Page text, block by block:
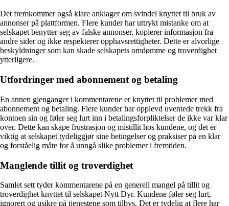
Det fremkommer også klare anklager om svindel knyttet til bruk av
annonser på plattformen. Flere kunder har uttrykt mistanke om at
selskapet benytter seg av falske annonser, kopierer informasjon fra
andre sider og ikke respekterer opphavsrettigheter. Dette er alvorlige
beskyldninger som kan skade selskapets omdømme og troverdighet
ytterligere.
Utfordringer med abonnement og betaling
En annen gjenganger i kommentarene er knyttet til problemer med
abonnement og betaling. Flere kunder har opplevd uventede trekk fra
kontoen sin og føler seg lurt inn i betalingsforpliktelser de ikke var klar
over. Dette kan skape frustrasjon og mistillit hos kundene, og det er
viktig at selskapet tydeliggjør sine betingelser og praksiser på en klar
og forståelig måte for å unngå slike problemer i fremtiden.
Manglende tillit og troverdighet
Samlet sett tyder kommentarene på en generell mangel på tillit og
troverdighet knyttet til selskapet Nytt Dyr. Kundene føler seg lurt,
ignorert og usikre på tjenestene som tilbys. Det er tydelig at flere har